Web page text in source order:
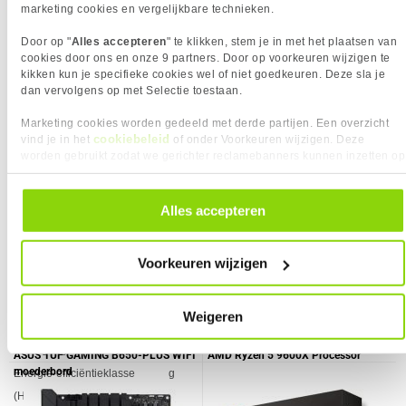
marketing cookies en vergelijkbare technieken.
Door op "Alles accepteren" te klikken, stem je in met het plaatsen van
cookies door ons en onze 9 partners. Door op voorkeuren wijzigen te
kikken kun je specifieke cookies wel of niet goedkeuren. Deze sla je
dan vervolgens op met Selectie toestaan.
Marketing cookies worden gedeeld met derde partijen. Een overzicht
vind je in het cookiebeleid of onder Voorkeuren wijzigen. Deze
andere websites. In onze cookievoorkeuren vind je een overzicht van
alle cookies. Je kunt je gegeven toestemming altijd intrekken, dit doe je
door in de footer van onze website te klikken op ‘Cookievoorkeuren’
Alles accepteren
Voorkeuren wijzigen
Weigeren
USB-C ✖︎
Eigenschap Waarde
Bereik kantelhoek
Bevestigingsmogelijkheid
voor kabelslot
✓︎
Portretstand
✖︎
Draaibaar
✖︎
Kantelbaar
✓︎
✓︎
Schermdiameter in
68,6 cm
VESA montage afmetingen 100 x 100
50/60 Hz
Energie-efficiëntieklasse
(HDR)
g
VAAK SAMEN GEKOCHT MET
ASUS TUF GAMING B650-PLUS WIFI
moederbord
AMD Ryzen 5 9600X Processor